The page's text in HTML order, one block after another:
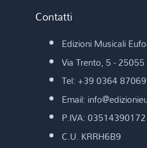
Contatti
Edizioni Musicali
Via Trento, 5 -
Tel: +39 0364 87069
Email:
P.IVA: 03514390172
C.U. KRRH6B9